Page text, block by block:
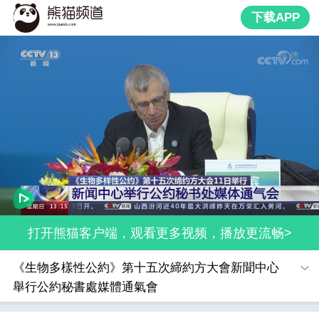
下载APP
打开熊猫客户端，观看更多视频，播放更流畅>
《生物多樣性公約》第十五次締約方大會新聞中心
舉行公約秘書處媒體通氣會